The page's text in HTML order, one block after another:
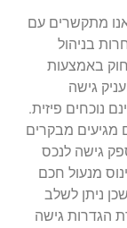
מתקשרים עם
בניהול
באמצעות
גישה
נוכחים פיזית.
מגיעים מבקרים
גישה לנכס
מנעול חכם
ניתן לשלב
הגדרות גישה